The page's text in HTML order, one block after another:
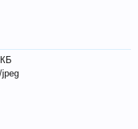
jpeg